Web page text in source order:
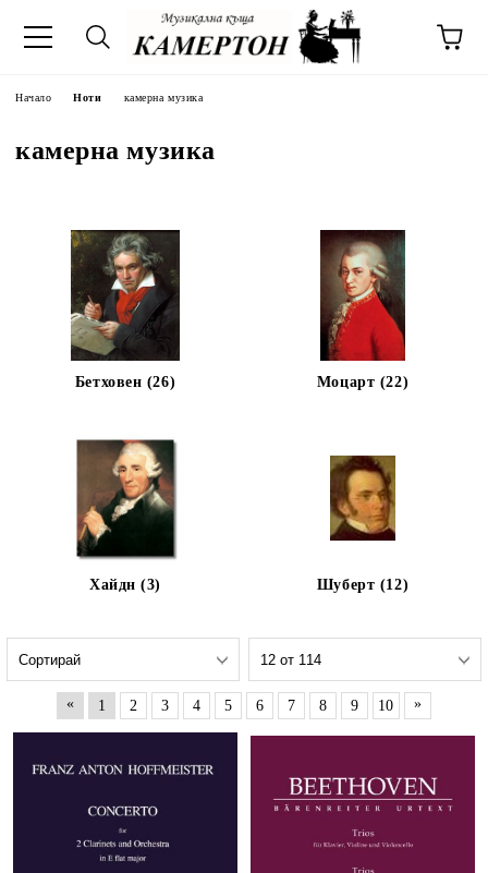
Начало Ноти камерна музика
камерна музика
Бетховен (26) Моцарт (22)
Хайдн (3) Шуберт (12)
« 1 2 3 4 5 6 7 8 9 10 »